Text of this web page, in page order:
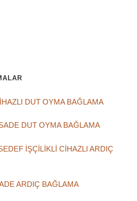
DUT OYMA BAĞLAMA
DUT OYMA BAĞLAMA
İŞÇİLİKLİ CİHAZLI ARDIÇ
ARDIÇ BAĞLAMA